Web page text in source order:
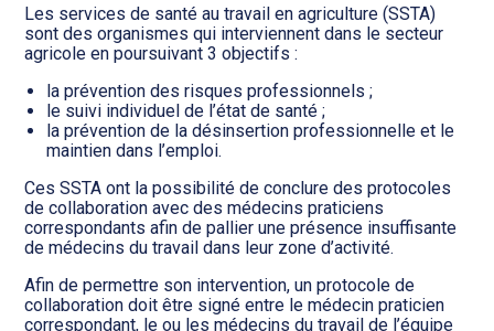
Les services de santé au travail en agriculture (SSTA)
sont des organismes qui interviennent dans le secteur
agricole en poursuivant 3 objectifs :
la prévention des risques professionnels ;
le suivi individuel de l’état de santé ;
la prévention de la désinsertion professionnelle et le
maintien dans l’emploi.
Ces SSTA ont la possibilité de conclure des protocoles
de collaboration avec des médecins praticiens
correspondants afin de pallier une présence insuffisante
de médecins du travail dans leur zone d’activité.
Afin de permettre son intervention, un protocole de
collaboration doit être signé entre le médecin praticien
correspondant, le ou les médecins du travail de l’équipe